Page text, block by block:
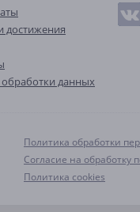
достижения
данных
Политика обработки
Согласие на обработку
Политика cookies